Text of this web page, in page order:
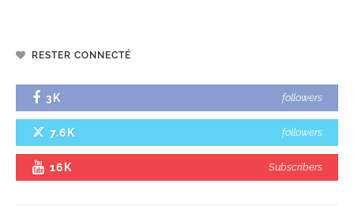
RESTER CONNECTÉ
3K followers
7.6K followers
16K Subscribers